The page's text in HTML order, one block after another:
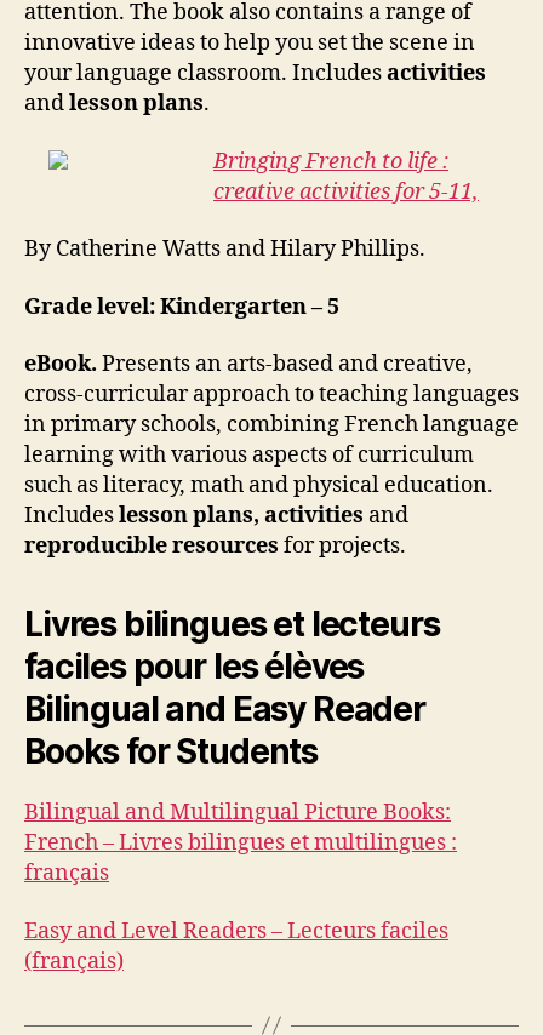
attention. The book also contains a range of
innovative ideas to help you set the scene in
your language classroom. Includesactivities
andlesson plans.
Bringing French to life :
creative activities for 5-11,
By Catherine Watts and Hilary Phillips.
Grade level: Kindergarten – 5
eBook. Presents an arts-based and creative,
cross-curricular approach to teaching languages
in primary schools, combining French language
learning with various aspects of curriculum
such as literacy, math and physical education.
Includeslesson plans, activities and
reproducible resources for projects.
Livres bilingues et lecteurs
faciles pour les élèves
Bilingual and Easy Reader
Books for Students
Bilingual and Multilingual Picture Books:
French – Livres bilingues et multilingues :
français
Easy and Level Readers – Lecteurs faciles
(français)